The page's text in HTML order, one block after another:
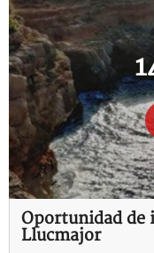
Oportunidad de
Llucmajor